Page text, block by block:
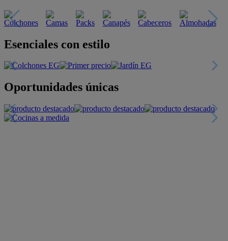
Esenciales con estilo
Oportunidades únicas